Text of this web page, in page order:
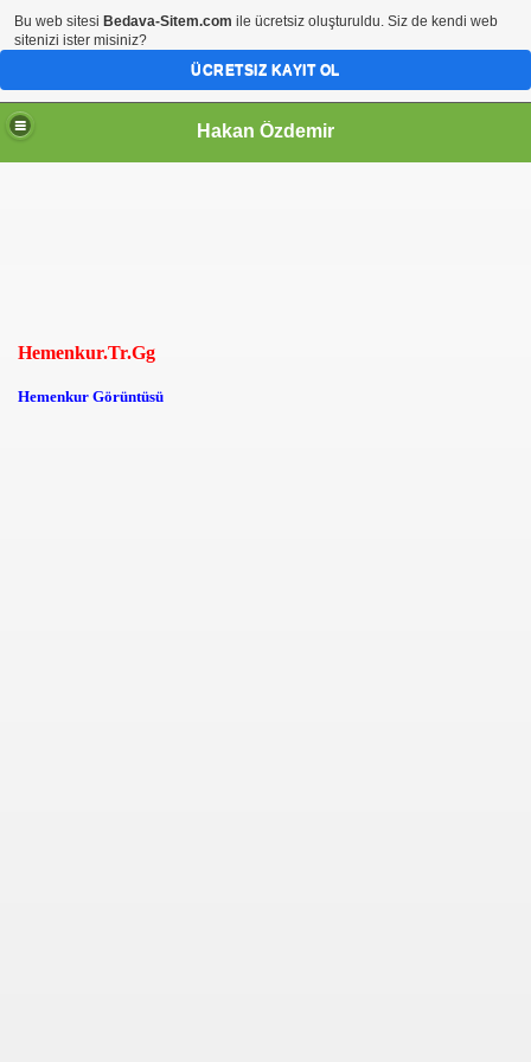
Hakan Özdemir
Hemenkur.Tr.Gg
Hemenkur Görüntüsü
Bu web sitesi Bedava-Sitem.com ile ücretsiz oluşturuldu. Siz de kendi web
sitenizi ister misiniz?
ÜCRETSIZ KAYIT OL